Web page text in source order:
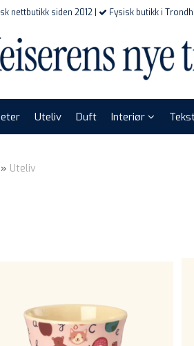
nettbutikk siden 2012 | Fysisk butikk i
Uteliv Duft Interiør
» Uteliv